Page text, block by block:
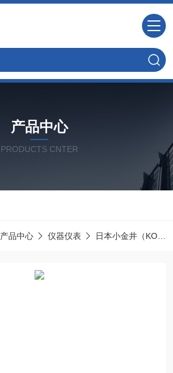
产品中心
PRODUCTS CNTER
产品中心 仪器仪表 日本小金井（KOGANEI）